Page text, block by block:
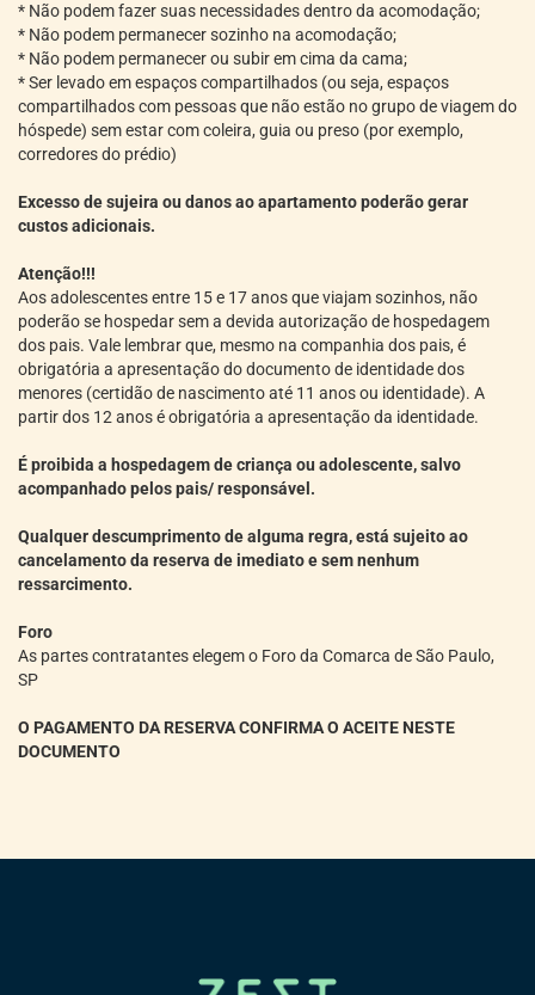
* Não podem fazer suas necessidades dentro da acomodação;
* Não podem permanecer sozinho na acomodação;
* Não podem permanecer ou subir em cima da cama;
* Ser levado em espaços compartilhados (ou seja, espaços
compartilhados com pessoas que não estão no grupo de viagem do
hóspede) sem estar com coleira, guia ou preso (por exemplo,
corredores do prédio)
Excesso de sujeira ou danos ao apartamento poderão gerar
custos adicionais.
Atenção!!!
Aos adolescentes entre 15 e 17 anos que viajam sozinhos, não
poderão se hospedar sem a devida autorização de hospedagem
dos pais. Vale lembrar que, mesmo na companhia dos pais, é
obrigatória a apresentação do documento de identidade dos
menores (certidão de nascimento até 11 anos ou identidade). A
partir dos 12 anos é obrigatória a apresentação da identidade.
É proibida a hospedagem de criança ou adolescente, salvo
acompanhado pelos pais/ responsável.
Qualquer descumprimento de alguma regra, está sujeito ao
cancelamento da reserva de imediato e sem nenhum
ressarcimento.
Foro
As partes contratantes elegem o Foro da Comarca de São Paulo,
SP
O PAGAMENTO DA RESERVA CONFIRMA O ACEITE NESTE
DOCUMENTO